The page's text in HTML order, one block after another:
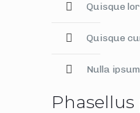
Quisque
Quisque
Nulla
Phasellus